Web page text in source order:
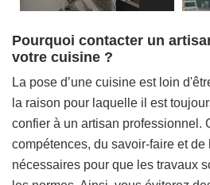
Pourquoi contacter un
votre cuisine ?
La pose d’une cuisine est loin
la raison pour laquelle il est
confier à un artisan professionnel.
compétences, du savoir-faire et
nécessaires pour que les travaux